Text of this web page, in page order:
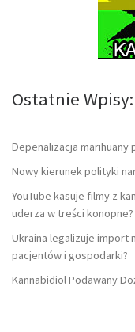
Ostatnie Wpisy:
Depenalizacja marihuany
Nowy kierunek polityki
YouTube kasuje filmy z
uderza w treści konopne?
Ukraina legalizuje import
pacjentów i gospodarki?
Kannabidiol Podawany